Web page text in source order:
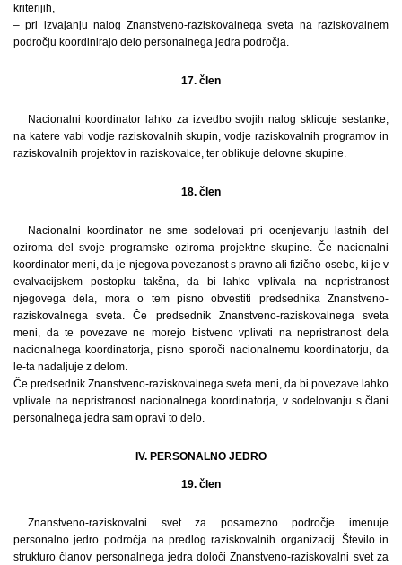
kriterijih,
– pri izvajanju nalog Znanstveno-raziskovalnega sveta na raziskovalnem
področju koordinirajo delo personalnega jedra področja.
17. člen
Nacionalni koordinator lahko za izvedbo svojih nalog sklicuje sestanke,
na katere vabi vodje raziskovalnih skupin, vodje raziskovalnih programov in
raziskovalnih projektov in raziskovalce, ter oblikuje delovne skupine.
18. člen
Nacionalni koordinator ne sme sodelovati pri ocenjevanju lastnih del
oziroma del svoje programske oziroma projektne skupine. Če nacionalni
koordinator meni, da je njegova povezanost s pravno ali fizično osebo, ki je v
evalvacijskem postopku takšna, da bi lahko vplivala na nepristranost
njegovega dela, mora o tem pisno obvestiti predsednika Znanstveno-
raziskovalnega sveta. Če predsednik Znanstveno-raziskovalnega sveta
meni, da te povezave ne morejo bistveno vplivati na nepristranost dela
nacionalnega koordinatorja, pisno sporoči nacionalnemu koordinatorju, da
le-ta nadaljuje z delom.
Če predsednik Znanstveno-raziskovalnega sveta meni, da bi povezave lahko
vplivale na nepristranost nacionalnega koordinatorja, v sodelovanju s člani
personalnega jedra sam opravi to delo.
IV. PERSONALNO JEDRO
19. člen
Znanstveno-raziskovalni svet za posamezno področje imenuje
personalno jedro področja na predlog raziskovalnih organizacij. Število in
strukturo članov personalnega jedra določi Znanstveno-raziskovalni svet za